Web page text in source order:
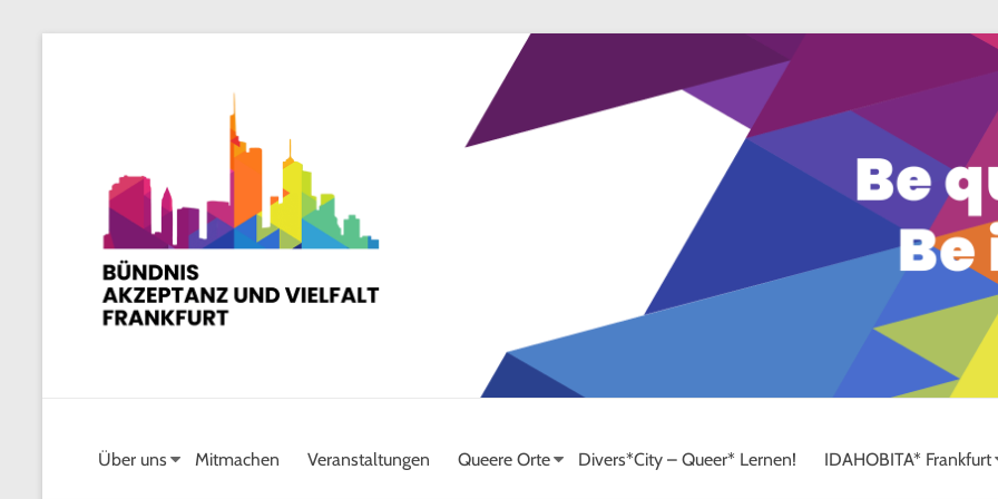
Über uns Mitmachen Veranstaltungen Queere Orte Divers*City – Queer* Lernen! IDAHOBITA* Frankfurt